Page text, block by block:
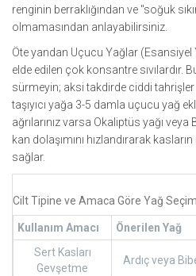
renginin berraklığından ve "soğuk
olmamasından anlayabilirsiniz.
Öte yandan Uçucu Yağlar (Esansiyel
elde edilen çok konsantre sıvılardır.
sürmeyin; aksi takdirde ciddi
taşıyıcı yağa 3-5 damla uçucu yağ
ağrılarınız varsa Okaliptüs yağı veya
kan dolaşımını hızlandırarak
sağlar.
Cilt Tipine ve Amaca Göre Yağ
Kullanım Amacı Önerilen Yağ
Sert Kasları
Gevşetme
Ardıç veya